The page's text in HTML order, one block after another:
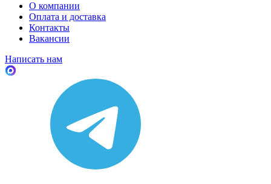
О компании
Оплата и доставка
Контакты
Вакансии
Написать нам